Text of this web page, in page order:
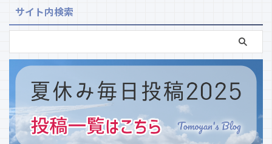
サイト内検索